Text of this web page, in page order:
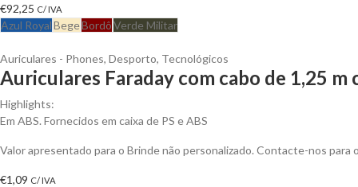
€92,25 C/ IVA
Azul RoyalBegeBordôVerde Militar
Auriculares - Phones, Desporto, Tecnológicos
Auriculares Faraday com cabo de 1,25
Highlights:
Em ABS. Fornecidos em caixa de PS e ABS
Valor apresentado para o Brinde não personalizado. Contacte-nos
€1,09 C/ IVA